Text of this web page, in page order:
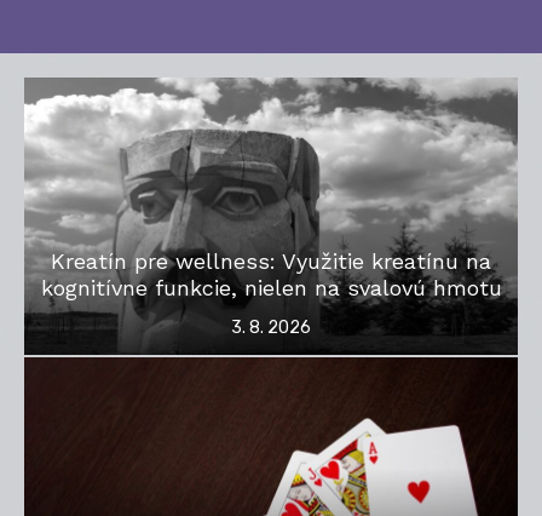
Kreatín pre wellness: Využitie kreatínu na
kognitívne funkcie, nielen na svalovú hmotu
Posted
on
3. 8. 2026